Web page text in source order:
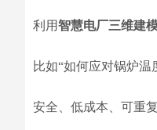
利用智慧电厂三维建
比如“如何应对锅炉温
安全、低成本、可重